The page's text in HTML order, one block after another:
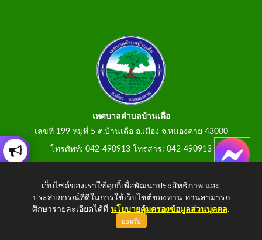
เทศบาลตำบลบ้านเดื่อ
เลขที่ 199 หมู่ที่ 5 ต.บ้านเดื่อ อ.เมือง จ.หนองคาย 43000
โทรศัพท์: 042-490913 โทรสาร: 042-490913
Copyright © 2026 All Right Resive
เว็บไซต์ของเราใช้คุกกี้เพื่อพัฒนาประสิทธิภาพ และ
ประสบการณ์ที่ดีในการใช้เว็บไซต์ของท่าน ท่านสามารถ
ศึกษารายละเอียดได้ที่ นโยบายคุ้มครองข้อมูลส่วนบุคคล.
ยอมรับ